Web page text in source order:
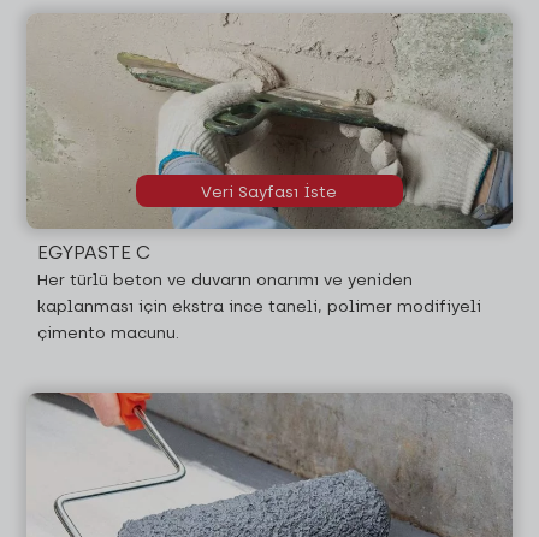
EGYPASTE C
Her türlü beton ve duvarın onarımı ve yeniden
kaplanması için ekstra ince taneli, polimer modifiyeli
çimento macunu.
Veri Sayfası İste